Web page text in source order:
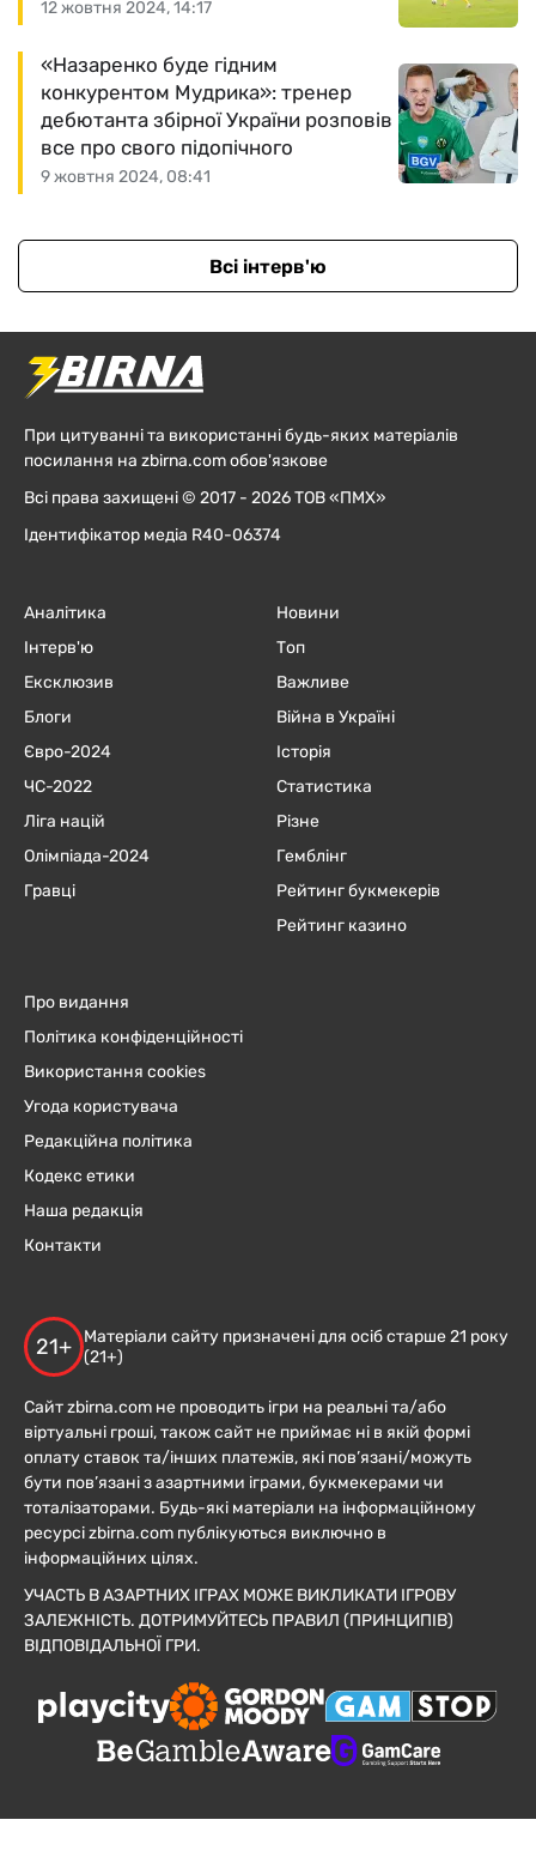
12 жовтня 2024, 14:17
9 жовтня 2024, 08:41
«Назаренко буде гідним
конкурентом Мудрика»: тренер
дебютанта збірної України розповів
все про свого підопічного
Всі інтерв'ю
При цитуванні та використанні будь-яких матеріалів
посилання на zbirna.com обов'язкове
Всі права захищені © 2017 - 2026 ТОВ «ПМХ»
Ідентифікатор медіа R40-06374
Аналітика
Інтерв'ю
Ексклюзив
Блоги
Євро-2024
ЧC-2022
Ліга націй
Олімпіада-2024
Гравці
Новини
Топ
Важливе
Війна в Україні
Історія
Статистика
Різне
Гемблінг
Рейтинг букмекерів
Рейтинг казино
Про видання
Політика конфіденційності
Використання cookies
Угода користувача
Редакційна політика
Кодекс етики
Наша редакція
Контакти
21+
Матеріали сайту призначені для осіб старше 21 року
(21+)
Сайт zbirna.com не проводить ігри на реальні та/або
віртуальні гроші, також сайт не приймає ні в якій формі
оплату ставок та/інших платежів, які пов’язані/можуть
бути пов’язані з азартними іграми, букмекерами чи
тоталізаторами. Будь-які матеріали на інформаційному
ресурсі zbirna.com публікуються виключно в
інформаційних цілях.
УЧАСТЬ В АЗАРТНИХ ІГРАХ МОЖЕ ВИКЛИКАТИ ІГРОВУ
ЗАЛЕЖНІСТЬ. ДОТРИМУЙТЕСЬ ПРАВИЛ (ПРИНЦИПІВ)
ВІДПОВІДАЛЬНОЇ ГРИ.